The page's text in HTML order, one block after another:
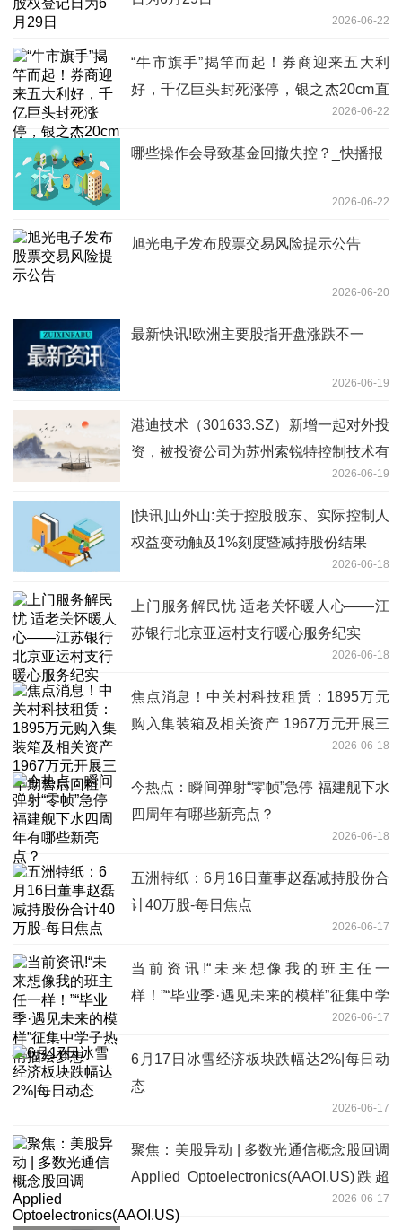
2026-06-22
“牛市旗手”揭竿而起！券商迎来五大利
好，千亿巨头封死涨停，银之杰20cm直
线打板，机构：所有错杀都会涨回 天天
快报
2026-06-22
哪些操作会导致基金回撤失控？_快播报
2026-06-22
旭光电子发布股票交易风险提示公告
2026-06-20
最新快讯!欧洲主要股指开盘涨跌不一
2026-06-19
港迪技术（301633.SZ）新增一起对外投
资，被投资公司为苏州索锐特控制技术有
2026-06-19
[快讯]山外山:关于控股股东、实际控制人
权益变动触及1%刻度暨减持股份结果
2026-06-18
上门服务解民忧 适老关怀暖人心——江
苏银行北京亚运村支行暖心服务纪实
2026-06-18
焦点消息！中关村科技租赁：1895万元
购入集装箱及相关资产 1967万元开展三
2026-06-18
今热点：瞬间弹射“零帧”急停 福建舰下水
四周年有哪些新亮点？
2026-06-18
五洲特纸：6月16日董事赵磊减持股份合
计40万股-每日焦点
2026-06-17
当前资讯!“未来想像我的班主任一
样！”“毕业季·遇见未来的模样”征集中学
2026-06-17
6月17日冰雪经济板块跌幅达2%|每日动
态
2026-06-17
聚焦：美股异动 | 多数光通信概念股回调
Applied Optoelectronics(AAOI.US)跌超
2026-06-17